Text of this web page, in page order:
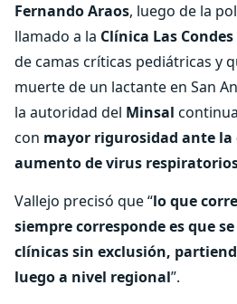
Fernando Araos, luego de la
llamado a la Clínica Las Condes
de camas críticas pediátricas y
muerte de un lactante en San
la autoridad del Minsal
con mayor rigurosidad ante la
aumento de virus
Vallejo precisó que “lo que
siempre corresponde es que
clínicas sin exclusión,
luego a nivel regional”.